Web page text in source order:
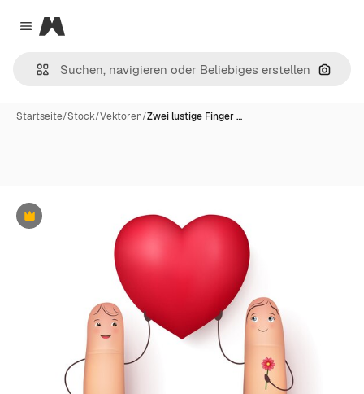
Close menu
Magnific
Nach
Startseite/Stock/Vektoren/Zwei lustige Finger …
Premium